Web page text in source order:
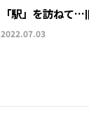
「駅」を訪ねて
2022.07.03